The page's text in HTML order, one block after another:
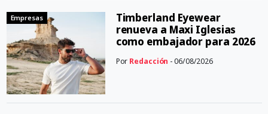
Empresas
Timberland Eyewear
renueva a Maxi Iglesias
como embajador para 2026
Por Redacción - 06/08/2026